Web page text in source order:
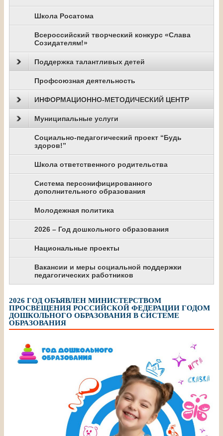
Школа Росатома
Всероссийский творческий конкурс «Слава
Созидателям!»
Поддержка талантливых детей
Профсоюзная деятельность
ИНФОРМАЦИОННО-МЕТОДИЧЕСКИЙ ЦЕНТР
Муниципальные услуги
Социально-педагогический проект “Будь
здоров!”
Школа ответственного родительства
Система персонифицированного
дополнительного образования
Молодежная политика
2026 – Год дошкольного образования
Национальные проекты
Вакансии и меры социальной поддержки
педагогических работников
2026 ГОД ОБЪЯВЛЕН МИНИСТЕРСТВОМ
ПРОСВЕЩЕНИЯ РОССИЙСКОЙ ФЕДЕРАЦИИ ГОДОМ
ДОШКОЛЬНОГО ОБРАЗОВАНИЯ В СИСТЕМЕ
ОБРАЗОВАНИЯ